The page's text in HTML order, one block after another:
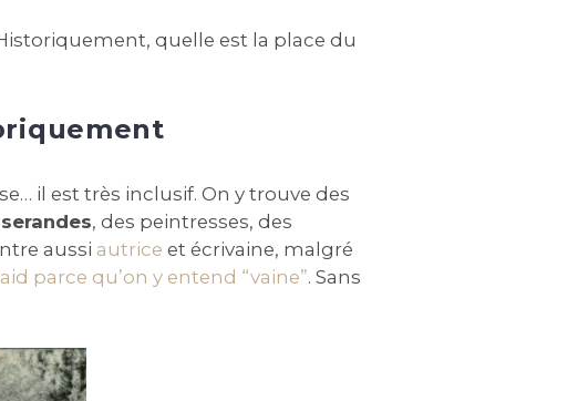
quelle est la place du
il est très inclusif. On y trouve des
, des peintresses, des
aussi autrice et écrivaine, malgré
parce qu’on y entend “vaine”. Sans